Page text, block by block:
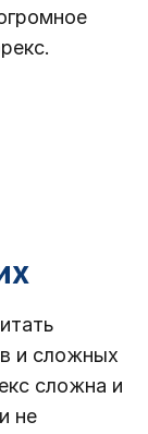
и сложных
сложна и
не